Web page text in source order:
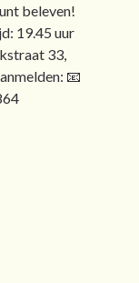
beleven!
19.45 uur
33,
📧